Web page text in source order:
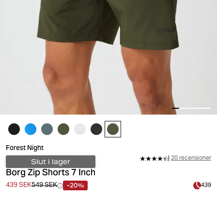
Forest Night
Slut i lager
Borg Zip Shorts 7 Inch
20 recensioner
439 SEK549 SEK -20% 439